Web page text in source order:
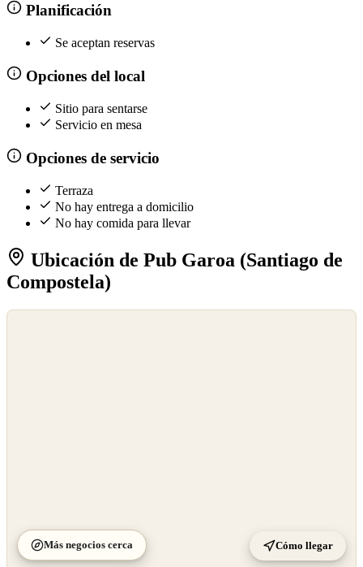
Planificación
Se aceptan reservas
Opciones del local
Sitio para sentarse
Servicio en mesa
Opciones de servicio
Terraza
No hay entrega a domicilio
No hay comida para llevar
Ubicación de Pub Garoa (Santiago de
Compostela)
Más negocios cerca Cómo llegar